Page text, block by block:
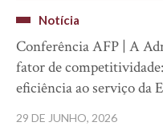
Notícia
Conferência AFP | A
fator de
eficiência ao serviço da
29 DE JUNHO, 2026